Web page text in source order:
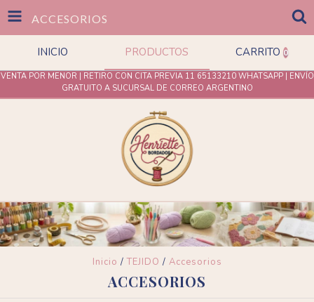
ACCESORIOS
INICIO PRODUCTOS CARRITO 0
VENTA POR MENOR | RETIRO CON CITA PREVIA 11 65133210 WHATSAPP | ENVÍO
GRATUITO A SUCURSAL DE CORREO ARGENTINO
Inicio / TEJIDO / Accesorios
ACCESORIOS